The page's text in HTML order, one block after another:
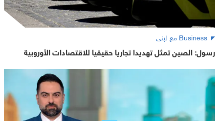
Business مع لبنى
رسول: الصين تمثل تهديدا تجاريا حقيقيا للاقتصادات الأوروبية